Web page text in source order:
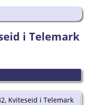
i Telemark
Kviteseid i Telemark